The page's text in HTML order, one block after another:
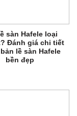
sàn Hafele loại
Đánh giá chi tiết
lề sàn Hafele
bền đẹp